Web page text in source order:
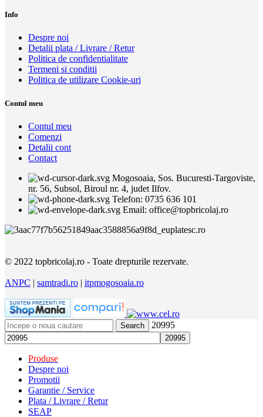
Info
Despre noi
Detalii plata / Livrare / Retur
Politica de confidentialitate
Termeni si conditii
Politica de utilizare Cookie-uri
Contul meu
Contul meu
Comenzi
Detalii cont
Contact
Mogosoaia, Sos. Bucuresti-Targoviste,
nr. 56, Subsol, Biroul nr. 4, judet Ilfov.
Telefon: 0735 636 101
Email: office@topbricolaj.ro
© 2022 topbricolaj.ro - Toate drepturile rezervate.
ANPC | samtradi.ro | itpmogosoaia.ro
Search 20995
Produse
Despre noi
Promotii
Garantie / Service
Plata / Livrare / Retur
SEAP